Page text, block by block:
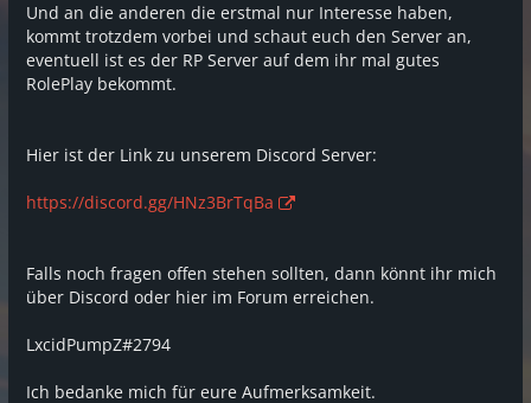
Und an die anderen die erstmal nur Interesse haben,
kommt trotzdem vorbei und schaut euch den Server an,
eventuell ist es der RP Server auf dem ihr mal gutes
RolePlay bekommt.
Hier ist der Link zu unserem Discord Server:
https://discord.gg/HNz3BrTqBa
Falls noch fragen offen stehen sollten, dann könnt ihr mich
über Discord oder hier im Forum erreichen.
LxcidPumpZ#2794
Ich bedanke mich für eure Aufmerksamkeit.